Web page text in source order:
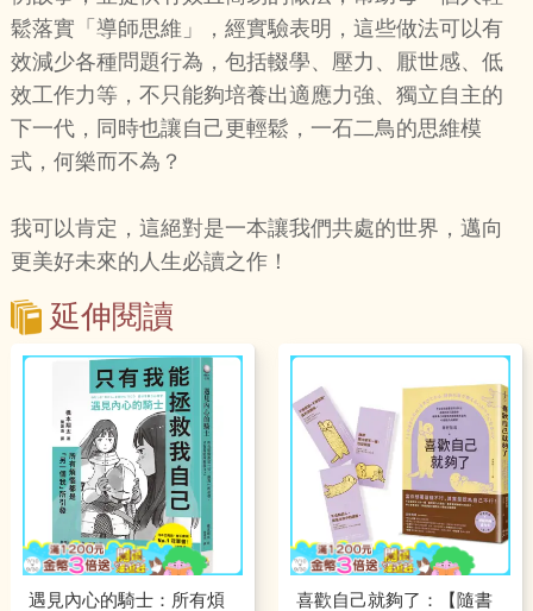
鬆落實「導師思維」，經實驗表明，這些做法可以有
效減少各種問題行為，包括輟學、壓力、厭世感、低
效工作力等，不只能夠培養出適應力強、獨立自主的
下一代，同時也讓自己更輕鬆，一石二鳥的思維模
式，何樂而不為？
我可以肯定，這絕對是一本讓我們共處的世界，邁向
更美好未來的人生必讀之作！
延伸閱讀
遇見內心的騎士：所有煩
喜歡自己就夠了：【隨書